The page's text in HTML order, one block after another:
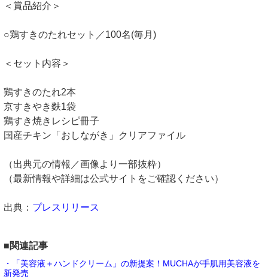
＜賞品紹介＞
○鶏すきのたれセット／100名(毎月)
＜セット内容＞
鶏すきのたれ2本
京すきやき麩1袋
鶏すき焼きレシピ冊子
国産チキン「おしながき」クリアファイル
（出典元の情報／画像より一部抜粋）
（最新情報や詳細は公式サイトをご確認ください）
出典： プレスリリース
■関連記事
・「美容液＋ハンドクリーム」の新提案！MUCHAが手肌用美容液を
新発売